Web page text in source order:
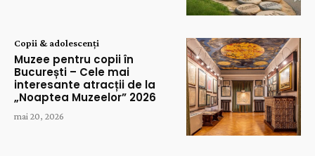
Copii & adolescenți
Muzee pentru copii în
București – Cele mai
interesante atracții de la
„Noaptea Muzeelor” 2026
mai 20, 2026